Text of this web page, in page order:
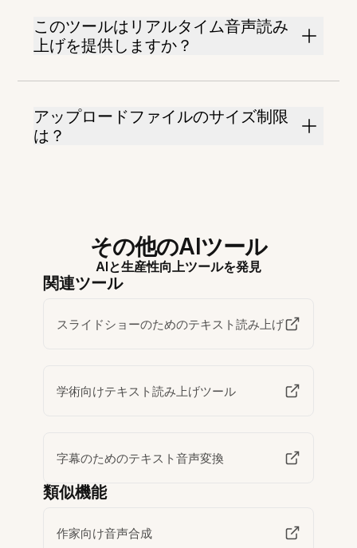
このツールはリアルタイム音声読み
上げを提供しますか？
アップロードファイルのサイズ制限
は？
その他のAIツール
AIと生産性向上ツールを発見
関連ツール
スライドショーのためのテキスト読み上げ
学術向けテキスト読み上げツール
字幕のためのテキスト音声変換
類似機能
作家向け音声合成